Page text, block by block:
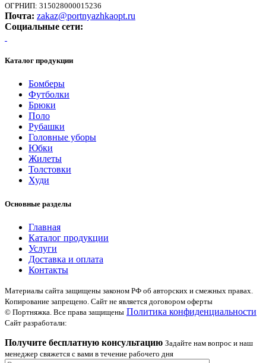
ОГРНИП: 315028000015236
Почта: zakaz@portnyazhkaopt.ru
Социальные сети:
Каталог продукции
Бомберы
Футболки
Брюки
Поло
Рубашки
Головные уборы
Юбки
Жилеты
Толстовки
Худи
Основные разделы
Главная
Каталог продукции
Услуги
Доставка и оплата
Контакты
Материалы сайта защищены законом РФ об авторских и смежных правах.
Копирование запрещено. Сайт не является договором оферты
© Портняжка. Все права защищены Политика конфиденциальности
Сайт разработали:
Получите бесплатную консультацию Задайте нам вопрос и наш
менеджер свяжется с вами в течение рабочего дня